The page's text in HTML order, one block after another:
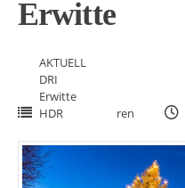
Erwitte
AKTUELL
DRI
Erwitte
HDR
ren